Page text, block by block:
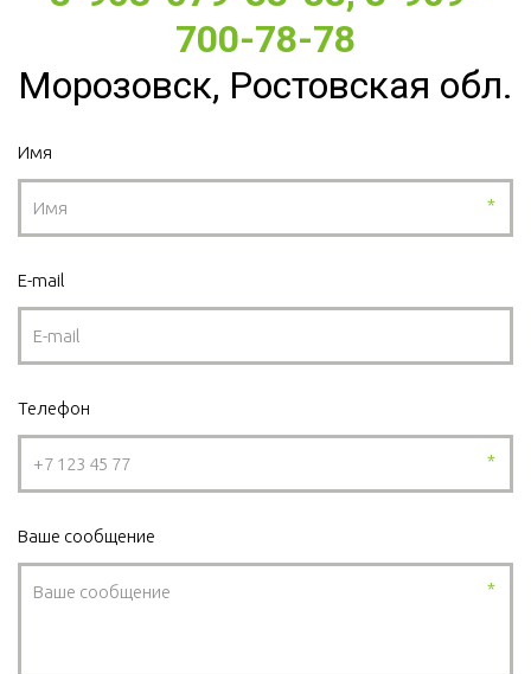
700-78-78
Морозовск, Ростовская обл.
Имя
*
E-mail
Телефон
*
Ваше сообщение
*